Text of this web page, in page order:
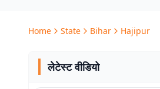
Home State Bihar Hajipur
लेटेस्ट वीडियो